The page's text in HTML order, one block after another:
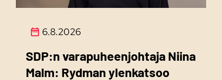
6.8.2026
SDP:n varapuheenjohtaja Niina
Malm: Rydman ylenkatsoo